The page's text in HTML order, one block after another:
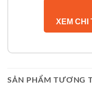
XEM CHI
SẢN PHẨM TƯƠNG